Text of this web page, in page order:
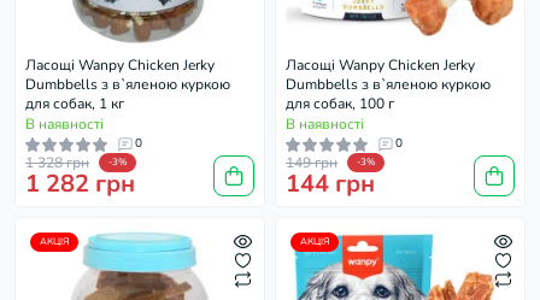
Ласощі Wanpy Chicken Jerky
Dumbbells з в`яленою куркою
для собак, 1 кг
В наявності
0
1 328 грн -3%
1 282 грн
Ласощі Wanpy Chicken Jerky
Dumbbells з в`яленою куркою
для собак, 100 г
В наявності
0
149 грн -3%
144 грн
АКЦІЯ АКЦІЯ